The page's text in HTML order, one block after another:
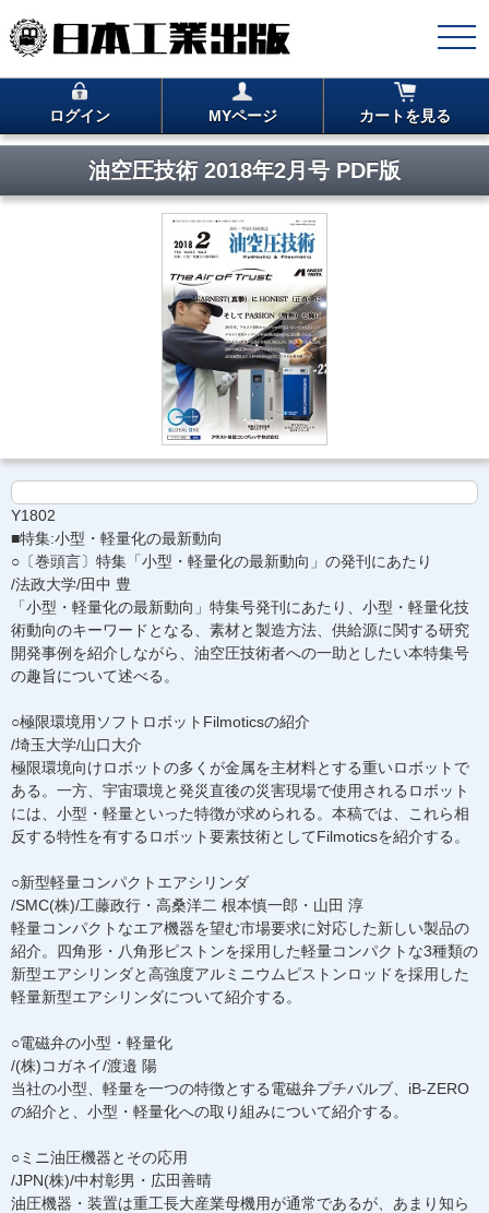
ログイン MYページ カートを見る
油空圧技術 2018年2月号 PDF版
Y1802
■特集:小型・軽量化の最新動向
○〔巻頭言〕特集「小型・軽量化の最新動向」の発刊にあたり
/法政大学/田中 豊
「小型・軽量化の最新動向」特集号発刊にあたり、小型・軽量化技
術動向のキーワードとなる、素材と製造方法、供給源に関する研究
開発事例を紹介しながら、油空圧技術者への一助としたい本特集号
の趣旨について述べる。
○極限環境用ソフトロボットFilmoticsの紹介
/埼玉大学/山口大介
極限環境向けロボットの多くが金属を主材料とする重いロボットで
ある。一方、宇宙環境と発災直後の災害現場で使用されるロボット
には、小型・軽量といった特徴が求められる。本稿では、これら相
反する特性を有するロボット要素技術としてFilmoticsを紹介する。
○新型軽量コンパクトエアシリンダ
/SMC(株)/工藤政行・高桑洋二 根本慎一郎・山田 淳
軽量コンパクトなエア機器を望む市場要求に対応した新しい製品の
紹介。四角形・八角形ピストンを採用した軽量コンパクトな3種類の
新型エアシリンダと高強度アルミニウムピストンロッドを採用した
軽量新型エアシリンダについて紹介する。
○電磁弁の小型・軽量化
/(株)コガネイ/渡邉 陽
当社の小型、軽量を一つの特徴とする電磁弁プチバルブ、iB-ZERO
の紹介と、小型・軽量化への取り組みについて紹介する。
○ミニ油圧機器とその応用
/JPN(株)/中村彰男・広田善晴
油圧機器・装置は重工長大産業母機用が通常であるが、あまり知ら